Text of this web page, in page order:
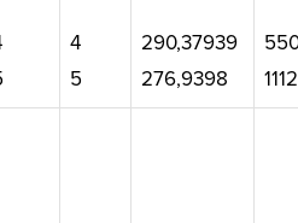
4
5
290,37939
276,9398